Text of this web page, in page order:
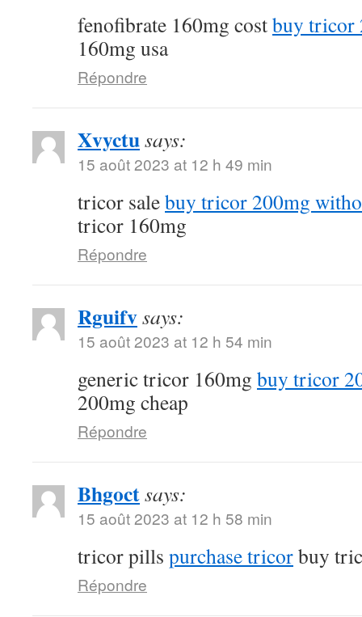
fenofibrate 160mg costbuy tricor
160mg usa
Répondre
Xvyctusays:
15 août 2023 at 12 h 49 min
tricor salebuy tricor 200mg
tricor 160mg
Répondre
Rguifvsays:
15 août 2023 at 12 h 54 min
generic tricor 160mg buy tricor
200mg cheap
Répondre
Bhgoctsays:
15 août 2023 at 12 h 58 min
tricor pills purchase tricorbuy
Répondre